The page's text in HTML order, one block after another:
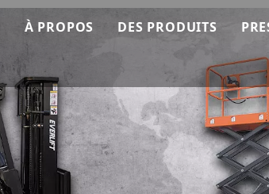
À PROPOS
Découverte comment ça marche
Données marketing
Présentation de l'équipe
Durabilité
DES PRODUITS
Machines EverLIFT
Empileur EverLIFT
Chariot élévateur
Transpalette